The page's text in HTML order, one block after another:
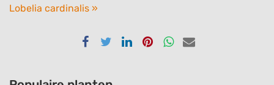
Lobelia cardinalis »
DelenDelenDelenDelenDelenDelen